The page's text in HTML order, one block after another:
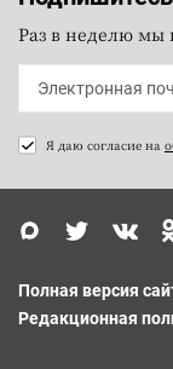
Раз в неделю мы
Я даю согласие на
Полная версия
Редакционная